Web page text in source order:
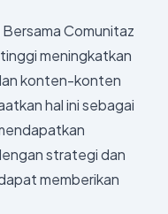
Comunitaz
meningkatkan
konten-konten
hal ini sebagai
strategi dan
memberikan